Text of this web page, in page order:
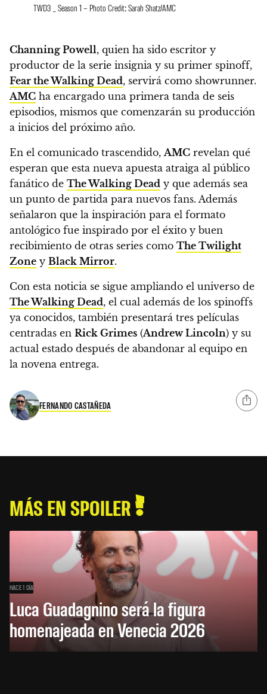
TWD3 _ Season 1 – Photo Credit: Sarah Shatz/AMC
Channing Powell, quien ha sido escritor y
productor de la serie insignia y su primer spinoff,
Fear the Walking Dead, servirá como showrunner.
AMC ha encargado una primera tanda de seis
episodios, mismos que comenzarán su producción
a inicios del próximo año.
En el comunicado trascendido,AMC revelan qué
esperan que esta nueva apuesta atraiga al público
fanático de The Walking Dead y que además sea
un punto de partida para nuevos fans. Además
señalaron que la inspiración para el formato
antológico fue inspirado por el éxito y buen
recibimiento de otras series como The Twilight
Zone y Black Mirror.
Con esta noticia se sigue ampliando el universo de
The Walking Dead, el cual además de los spinoffs
ya conocidos, también presentará tres películas
centradas en Rick Grimes (Andrew Lincoln) y su
actual estado después de abandonar al equipo en
la novena entrega.
FERNANDO CASTAÑEDA
MÁS EN SPOILER
HACE 1 DÍA
Luca Guadagnino será la figura
homenajeada en Venecia 2026